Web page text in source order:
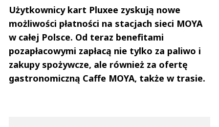
Użytkownicy kart Pluxee zyskują nowe
możliwości płatności na stacjach sieci MOYA
w całej Polsce. Od teraz benefitami
pozapłacowymi zapłacą nie tylko za paliwo i
zakupy spożywcze, ale również za ofertę
gastronomiczną Caffe MOYA, także w trasie.